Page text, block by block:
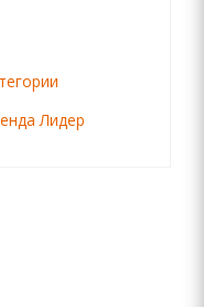
Лидер